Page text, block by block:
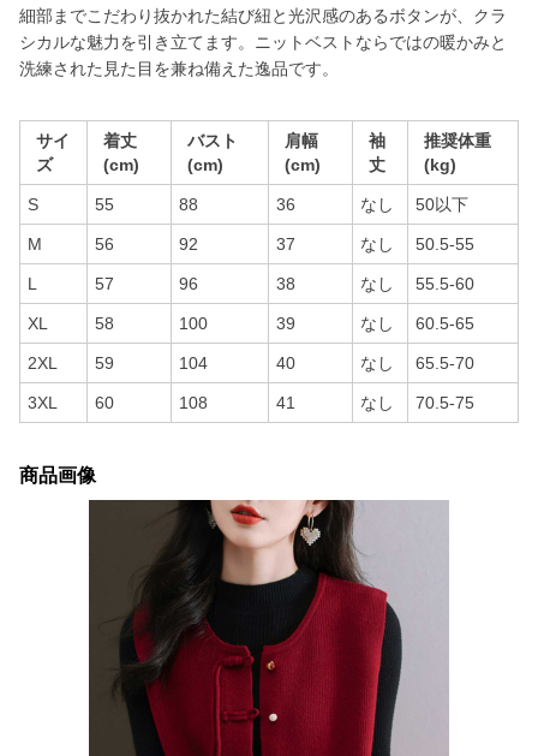
細部までこだわり抜かれた結び紐と光沢感のあるボタンが、クラ
シカルな魅力を引き立てます。ニットベストならではの暖かみと
洗練された見た目を兼ね備えた逸品です。
サイ
ズ
着丈
(cm)
バスト
(cm)
肩幅
(cm)
袖
丈
推奨体重
(kg)
S 55 88 36 なし 50以下
M 56 92 37 なし 50.5-55
L 57 96 38 なし 55.5-60
XL 58 100 39 なし 60.5-65
2XL 59 104 40 なし 65.5-70
3XL 60 108 41 なし 70.5-75
商品画像